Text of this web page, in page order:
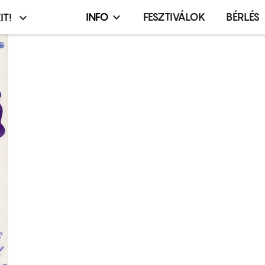
Infó,
INFO FESZTIVÁLOK BÉRLÉS